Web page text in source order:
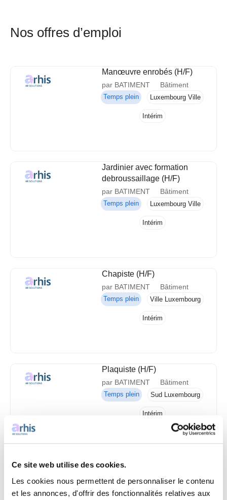
Ce site web utilise des cookies.
Les cookies nous permettent de personnaliser le contenu
et les annonces, d'offrir des fonctionnalités relatives aux
Nos offres d’emploi
Manœuvre enrobés (H/F)
par BATIMENT Bâtiment
Temps plein Luxembourg Ville
Intérim
Jardinier avec formation
debroussaillage (H/F)
par BATIMENT Bâtiment
Temps plein Luxembourg Ville
Intérim
Chapiste (H/F)
par BATIMENT Bâtiment
Temps plein Ville Luxembourg
Intérim
Plaquiste (H/F)
par BATIMENT Bâtiment
Temps plein Sud Luxembourg
Intérim
Coffreur (H/F)
par BATIMENT Bâtiment
Temps plein Sud Luxembourg